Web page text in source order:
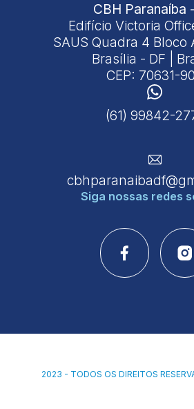
CBH Paranaíba
Edifício Victoria
SAUS Quadra 4 Bloco
Brasília - DF |
CEP: 70631-
(61) 99842-
Siga nossas redes
2023 - TODOS OS DIREITOS